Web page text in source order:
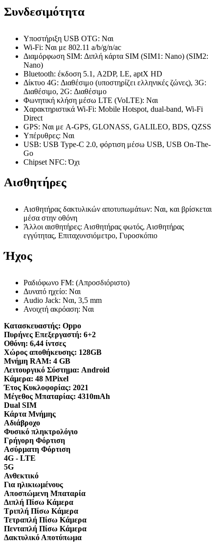
Συνδεσιμότητα
Υποστήριξη USB OTG: Ναι
Wi-Fi: Ναι με 802.11 a/b/g/n/ac
Διαμόρφωση SIM: Διπλή κάρτα SIM (SIM1: Nano) (SIM2:
Nano)
Bluetooth: έκδοση 5.1, A2DP, LE, aptX HD
Δίκτυο 4G: Διαθέσιμο (υποστηρίζει ελληνικές ζώνες), 3G:
Διαθέσιμο, 2G: Διαθέσιμο
Φωνητική κλήση μέσω LTE (VoLTE): Ναι
Χαρακτηριστικά Wi-Fi: Mobile Hotspot, dual-band, Wi-Fi
Direct
GPS: Ναι με A-GPS, GLONASS, GALILEO, BDS, QZSS
Υπέρυθρες: Ναι
USB: USB Type-C 2.0, φόρτιση μέσω USB, USB On-The-
Go
Chipset NFC: Όχι
Αισθητήρες
Αισθητήρας δακτυλικών αποτυπωμάτων: Ναι, και βρίσκεται
μέσα στην οθόνη
Άλλοι αισθητήρες: Αισθητήρας φωτός, Αισθητήρας
εγγύτητας, Επιταχυνσιόμετρο, Γυροσκόπιο
Ήχος
Ραδιόφωνο FM: (Απροσδιόριστο)
Δυνατό ηχείο: Ναι
Audio Jack: Ναι, 3,5 mm
Ανοιχτή ακρόαση: Ναι
Κατασκευαστής: Oppo
Πυρήνες Επεξεργαστή: 6+2
Οθόνη: 6,44 ίντσες
Χώρος αποθήκευσης: 128GB
Μνήμη RAM: 4 GB
Λειτουργικό Σύστημα: Android
Κάμερα: 48 MPixel
Έτος Κυκλοφορίας: 2021
Μέγεθος Μπαταρίας: 4310mAh
Dual SIM
Κάρτα Μνήμης
Αδιάβροχο
Φυσικό πληκτρολόγιο
Γρήγορη Φόρτιση
Ασύρματη Φόρτιση
4G - LTE
5G
Ανθεκτικό
Για ηλικιωμένους
Αποσπώμενη Μπαταρία
Διπλή Πίσω Κάμερα
Τριπλή Πίσω Κάμερα
Τετραπλή Πίσω Κάμερα
Πενταπλή Πίσω Κάμερα
Δακτυλικό Αποτύπωμα